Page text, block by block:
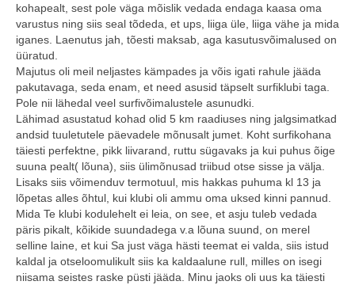
kohapealt, sest pole väga mõislik vedada endaga kaasa oma
varustus ning siis seal tõdeda, et ups, liiga üle, liiga vähe ja mida
iganes. Laenutus jah, tõesti maksab, aga kasutusvõimalused on
üüratud.
Majutus oli meil neljastes kämpades ja võis igati rahule jääda
pakutavaga, seda enam, et need asusid täpselt surfiklubi taga.
Pole nii lähedal veel surfivõimalustele asunudki.
Lähimad asustatud kohad olid 5 km raadiuses ning jalgsimatkad
andsid tuuletutele päevadele mõnusalt jumet. Koht surfikohana
täiesti perfektne, pikk liivarand, ruttu sügavaks ja kui puhus õige
suuna pealt( lõuna), siis ülimõnusad triibud otse sisse ja välja.
Lisaks siis võimenduv termotuul, mis hakkas puhuma kl 13 ja
lõpetas alles õhtul, kui klubi oli ammu oma uksed kinni pannud.
Mida Te klubi kodulehelt ei leia, on see, et asju tuleb vedada
päris pikalt, kõikide suundadega v.a lõuna suund, on merel
selline laine, et kui Sa just väga hästi teemat ei valda, siis istud
kaldal ja otseloomulikult siis ka kaldaalune rull, milles on isegi
niisama seistes raske püsti jääda. Minu jaoks oli uus ka täiesti